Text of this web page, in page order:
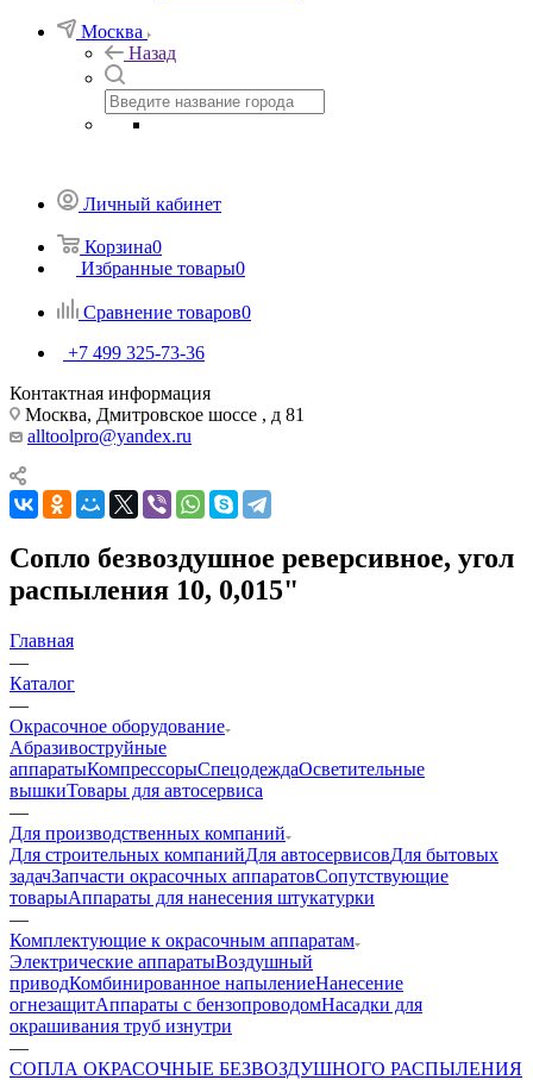
Москва
Назад
Личный кабинет
Корзина0
Избранные товары0
Сравнение товаров0
+7 499 325-73-36
Контактная информация
Москва, Дмитровское шоссе , д 81
alltoolpro@yandex.ru
Сопло безвоздушное реверсивное, угол
распыления 10, 0,015"
Главная
—
Каталог
—
Окрасочное оборудование
Aбразивоструйные
аппаратыКомпрессорыСпецодеждаОсветительные
вышкиТовары для автосервиса
—
Для производственных компаний
Для строительных компанийДля автосервисовДля бытовых
задачЗапчасти окрасочных аппаратовСопутствующие
товарыАппараты для нанесения штукатурки
—
Комплектующие к окрасочным аппаратам
Электрические аппаратыВоздушный
приводКомбинированное напылениеНанесение
огнезащитАппараты с бензопроводомНасадки для
окрашивания труб изнутри
—
СОПЛА ОКРАСОЧНЫЕ БЕЗВОЗДУШНОГО РАСПЫЛЕНИЯ